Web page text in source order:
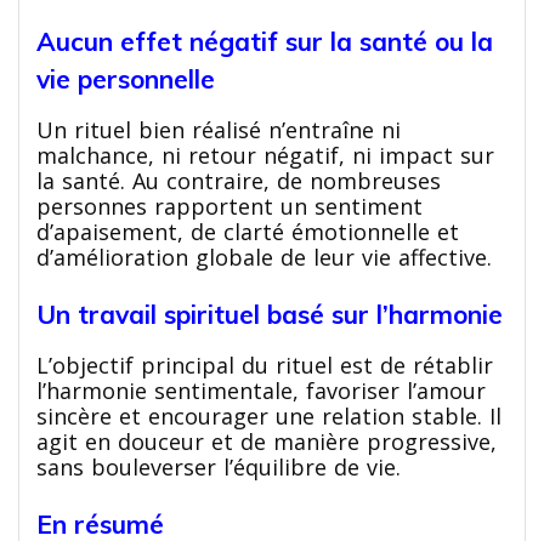
Aucun effet négatif sur la santé ou la
vie personnelle
Un rituel bien réalisé n’entraîne ni
malchance, ni retour négatif, ni impact sur
la santé. Au contraire, de nombreuses
personnes rapportent un sentiment
d’apaisement, de clarté émotionnelle et
d’amélioration globale de leur vie affective.
Un travail spirituel basé sur l’harmonie
L’objectif principal du rituel est de rétablir
l’harmonie sentimentale, favoriser l’amour
sincère et encourager une relation stable. Il
agit en douceur et de manière progressive,
sans bouleverser l’équilibre de vie.
En résumé